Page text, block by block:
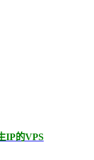
IP的VPS